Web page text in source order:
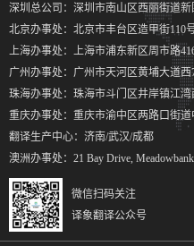
深圳总公司：深圳市南山区西丽街道
北京办事处：北京市丰台区造甲街110
上海办事处：上海市浦东新区周市路
广州办事处：广州市天河区黄埔大道西
珠海办事处：珠海市斗门区井岸镇江湾
重庆办事处：重庆市渝中区两路口街
翻译生产中心：济南/武汉/成都
澳洲办事处：21 Bay Drive,
微信扫码关注
译象翻译公众号